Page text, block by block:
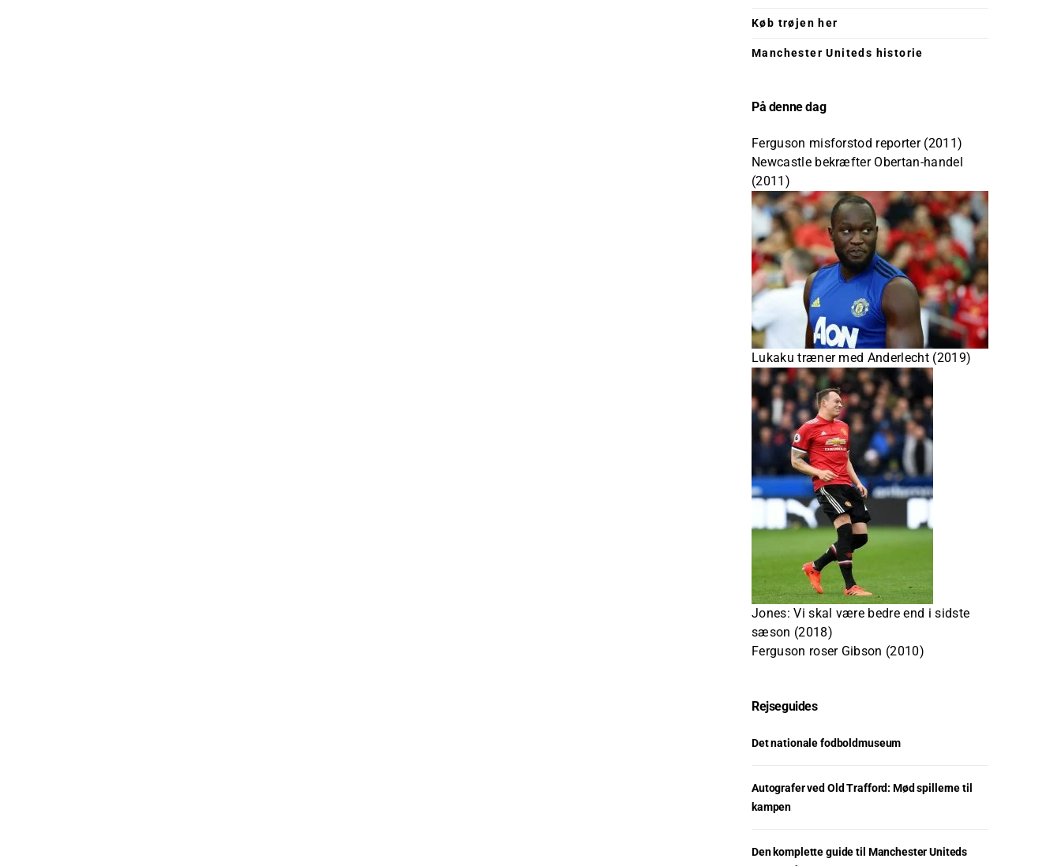
Køb trøjen her
Manchester Uniteds historie
På denne dag
Ferguson misforstod reporter (2011)
Newcastle bekræfter Obertan-handel
(2011)
Lukaku træner med Anderlecht (2019)
Jones: Vi skal være bedre end i sidste
sæson (2018)
Ferguson roser Gibson (2010)
Rejseguides
Det nationale fodboldmuseum
Autografer ved Old Trafford: Mød spillerne til
kampen
Den komplette guide til Manchester Uniteds